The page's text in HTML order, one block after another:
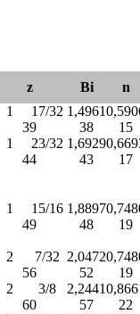
z Bi n
1 17/32 1,4961
39 38 15
1 23/32 1,6929
44 43 17
1 15/16 1,8897
49 48 19
2 7/32 2,0472
56 52 19
2 3/8 2,2441
60 57 22